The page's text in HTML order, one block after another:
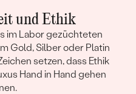
und Ethik
im Labor gezüchteten
Gold, Silber oder Platin
setzen, dass Ethik
Hand in Hand gehen